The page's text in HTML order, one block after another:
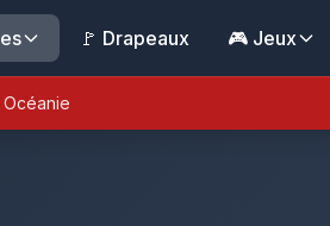
🚩 Drapeaux 🎮 Jeux